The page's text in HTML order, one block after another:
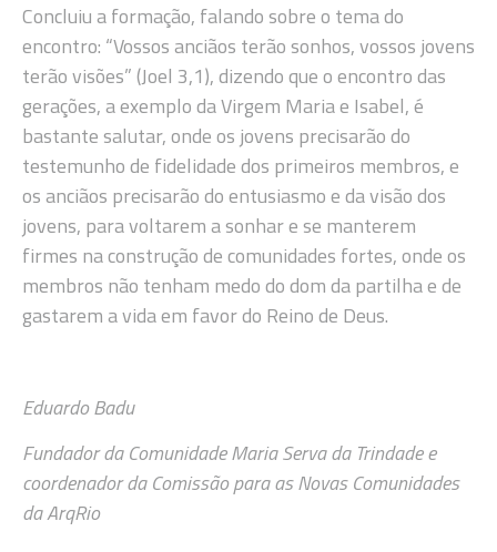
Concluiu a formação, falando sobre o tema do
encontro: “Vossos anciãos terão sonhos, vossos jovens
terão visões” (Joel 3,1), dizendo que o encontro das
gerações, a exemplo da Virgem Maria e Isabel, é
bastante salutar, onde os jovens precisarão do
testemunho de fidelidade dos primeiros membros, e
os anciãos precisarão do entusiasmo e da visão dos
jovens, para voltarem a sonhar e se manterem
firmes na construção de comunidades fortes, onde os
membros não tenham medo do dom da partilha e de
gastarem a vida em favor do Reino de Deus.
Eduardo Badu
Fundador da Comunidade Maria Serva da Trindade e
coordenador da Comissão para as Novas Comunidades
da ArqRio